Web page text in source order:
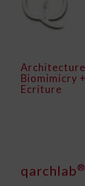
Architecture
Biomimicry
Ecriture
qarchlab®